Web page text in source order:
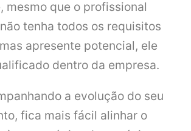
mesmo que o profissional
tenha todos os requisitos
apresente potencial, ele
dentro da empresa.
a evolução do seu
fica mais fácil alinhar o